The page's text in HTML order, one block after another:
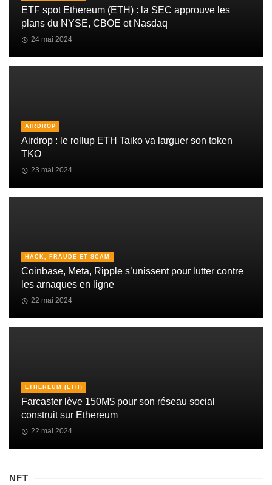
ETF spot Ethereum (ETH) : la SEC approuve les
plans du NYSE, CBOE et Nasdaq
24 mai 2024
AIRDROP
Airdrop : le rollup ETH Taiko va larguer son token
TKO
23 mai 2024
HACK, FRAUDE ET SCAM
Coinbase, Meta, Ripple s’unissent pour lutter contre
les arnaques en ligne
22 mai 2024
ETHEREUM (ETH)
Farcaster lève 150M$ pour son réseau social
construit sur Ethereum
22 mai 2024
NFT